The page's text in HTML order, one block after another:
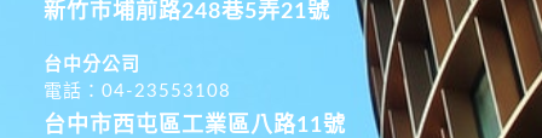
新竹市埔前路248巷5弄21號
台中分公司
電話：04-23553108
台中市西屯區工業區八路11號